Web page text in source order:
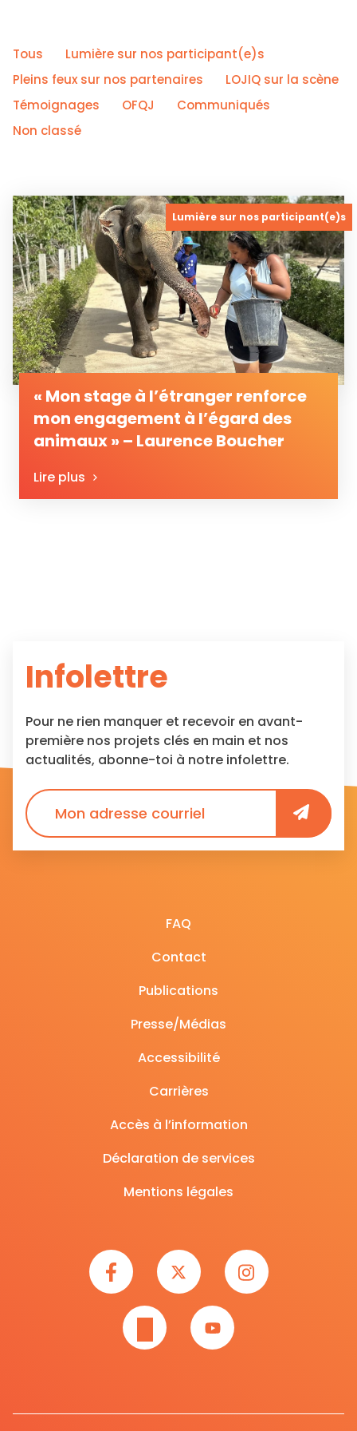
Tous
Lumière sur nos participant(e)s
Pleins feux sur nos partenaires
LOJIQ sur la scène
Témoignages
OFQJ
Communiqués
Non classé
Lumière sur nos participant(e)s
« Mon stage à l’étranger renforce
mon engagement à l’égard des
animaux » – Laurence Boucher
Lire plus
Infolettre
Pour ne rien manquer et recevoir en avant-
première nos projets clés en main et nos
actualités, abonne-toi à notre infolettre.
FAQ
Contact
Publications
Presse/Médias
Accessibilité
Carrières
Accès à l’information
Déclaration de services
Mentions légales